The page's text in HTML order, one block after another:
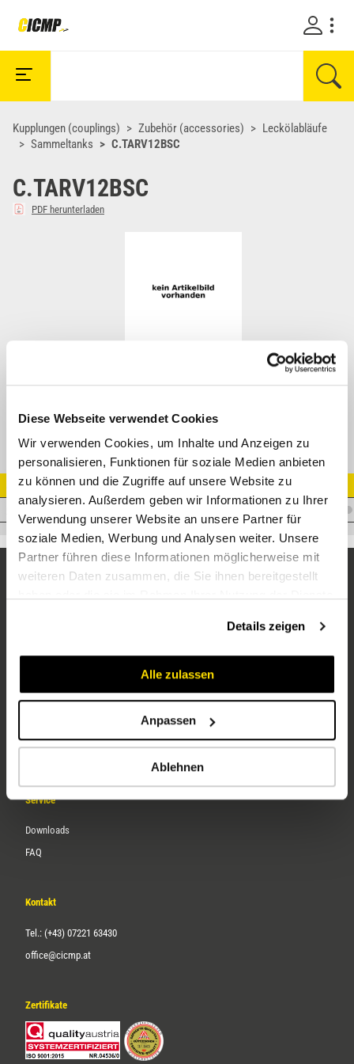
Diese Webseite verwendet Cookies
Wir verwenden Cookies, um Inhalte und Anzeigen zu
personalisieren, Funktionen für soziale Medien anbieten
zu können und die Zugriffe auf unsere Website zu
analysieren. Außerdem geben wir Informationen zu Ihrer
Verwendung unserer Website an unsere Partner für
soziale Medien, Werbung und Analysen weiter. Unsere
Partner führen diese Informationen möglicherweise mit
weiteren Daten zusammen, die Sie ihnen bereitgestellt
Details zeigen
Alle zulassen
Anpassen
Ablehnen
Kupplungen (couplings) Zubehör (accessories)
Leckölabläufe
Sammeltanks
C.TARV12BSC
C.TARV12BSC
PDF herunterladen
Lecköl Sammeltank mit Klammer und Dichtring und Dichtring für
3CFPV/4SFPV/4SEPV
Artikel Nr.
C.TARV12BSC
Unternehmen
Karriere
Service
Downloads
FAQ
Kontakt
Tel.: (+43) 07221 63430
office@cicmp.at
Zertifikate